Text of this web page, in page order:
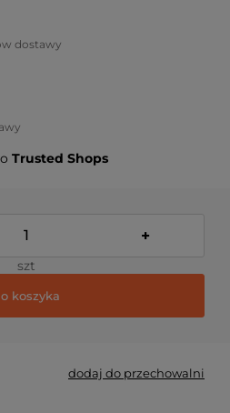
dostawy
Trusted Shops
+
szt
koszyka
dodaj do przechowalni